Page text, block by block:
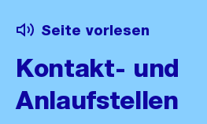
Seite vorlesen
Kontakt- und
Anlaufstellen